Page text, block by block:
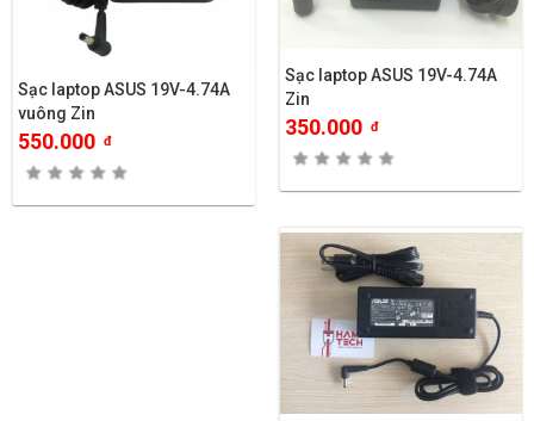
Sạc laptop ASUS 19V-4.74A
vuông Zin
550.000 đ
Sạc laptop ASUS 19V-4.74A
Zin
350.000 đ